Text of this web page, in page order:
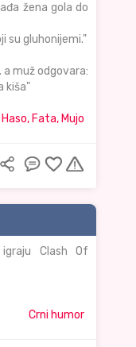
žena gola do
su gluhonijemi."
a muž odgovara:
kiša"
Haso, Fata, Mujo
Clash Of
Crni humor